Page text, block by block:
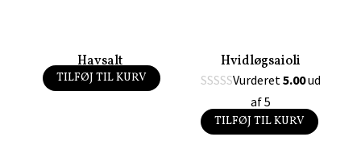
Havsalt
40,00kr.
TILFØJ TIL KURV
Hvidløgsaioli
Vurderet5.00ud
af 5
50,00kr.
TILFØJ TIL KURV